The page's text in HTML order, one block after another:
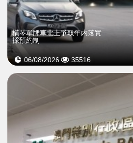
橫琴單牌車北上爭取年内落實
採預約制
06/08/2026 35516